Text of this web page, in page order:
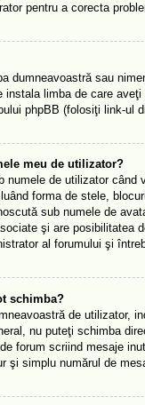
pentru a corecta
dumneavoastră sau
instala limba de care
phpBB (folosiţi link-ul
meu de utilizator?
numele de utilizator
forma de stele,
sub numele de
şi are posibilitatea
al forumului şi
schimba?
de utilizator,
nu puteţi schimba
forum scriind mesaje
şi simplu numărul de